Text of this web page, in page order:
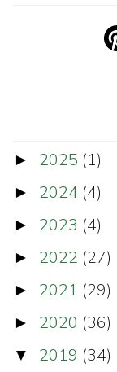
► 2025 (1)
► 2024 (4)
► 2023 (4)
► 2022 (27)
► 2021 (29)
► 2020 (36)
▼ 2019 (34)